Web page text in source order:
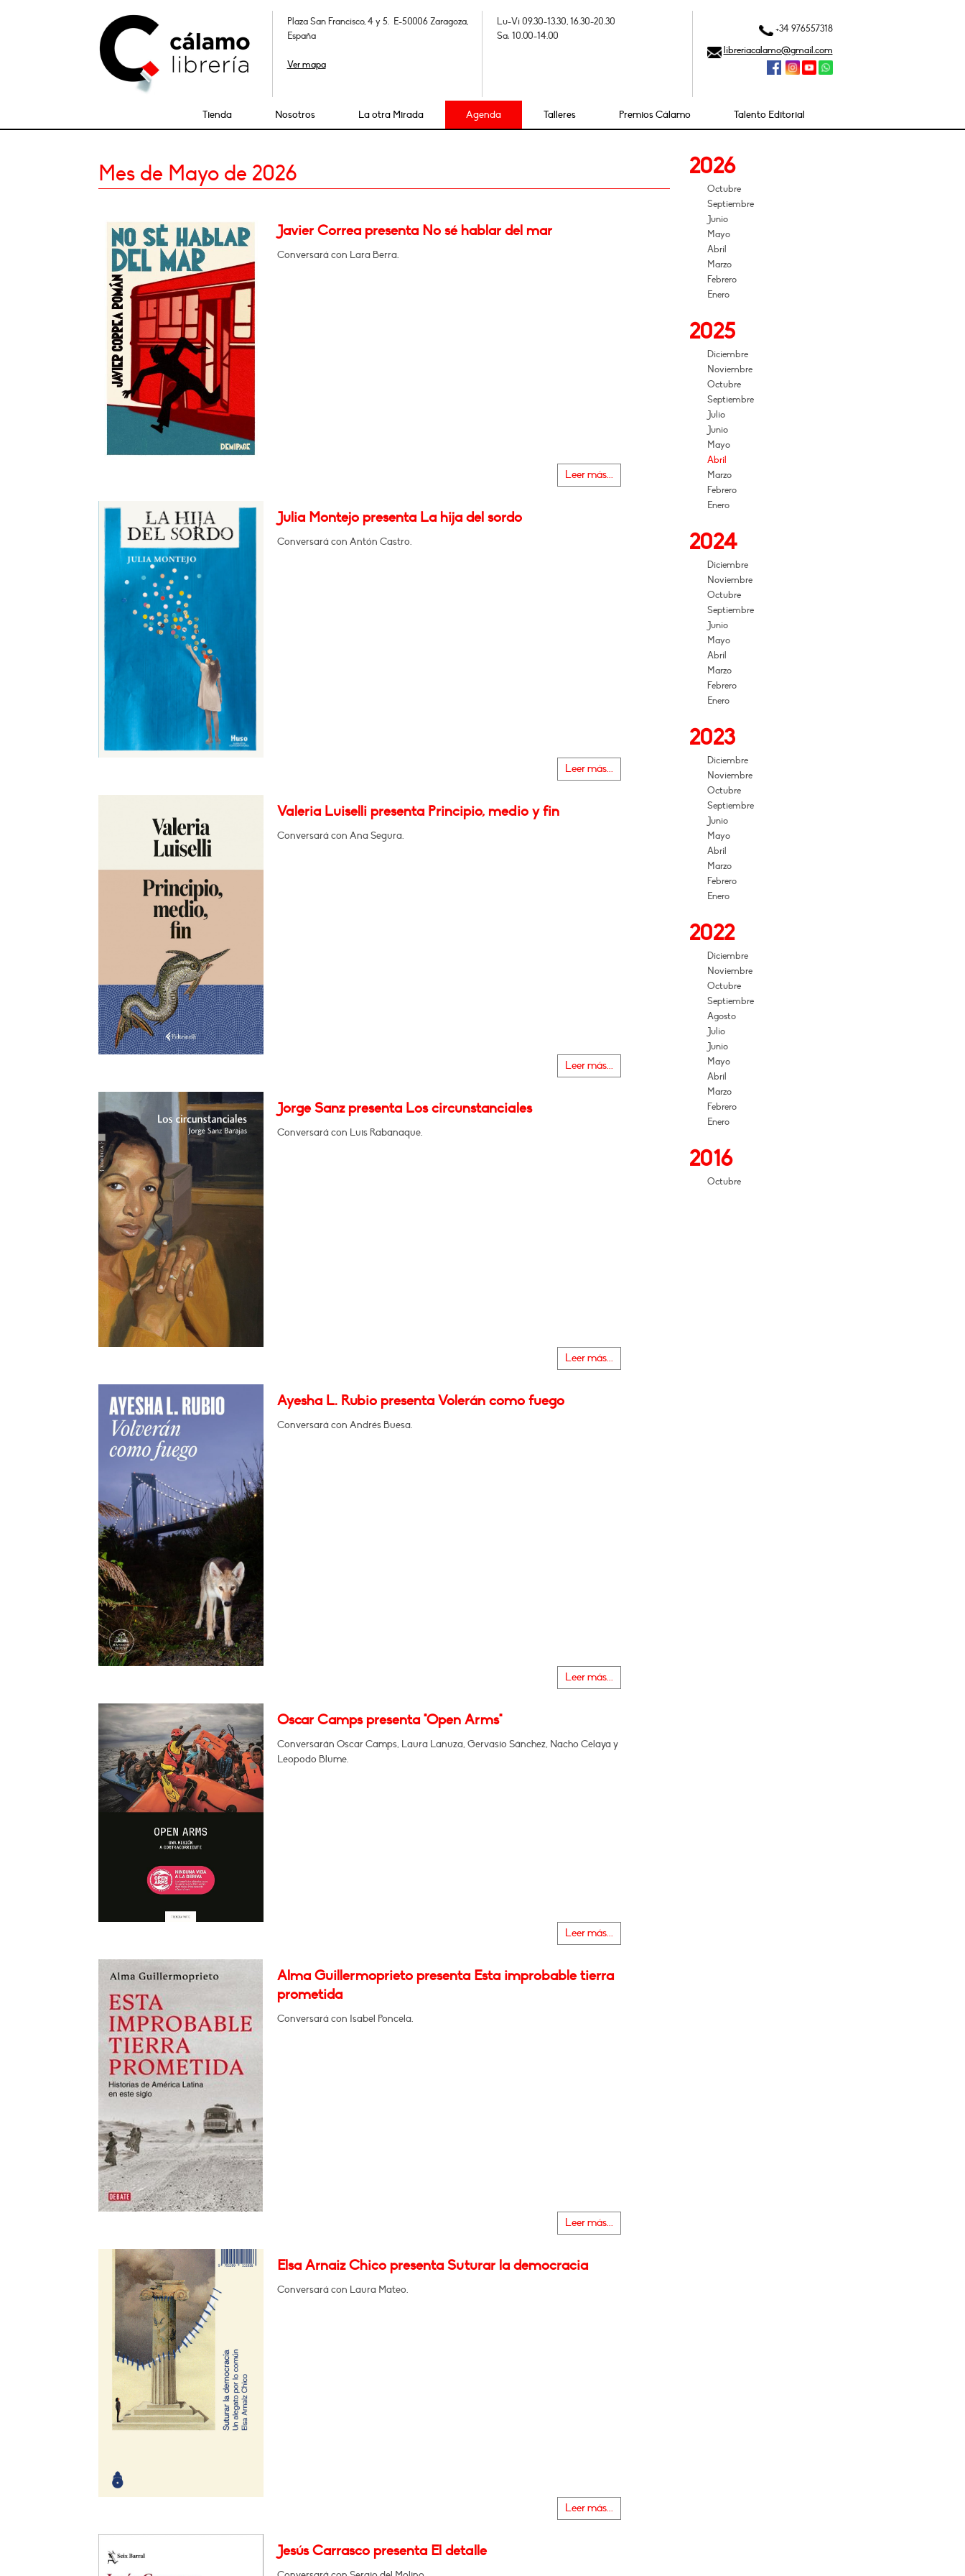
Plaza San Francisco, 4 y 5. E-50006 Zaragoza,
España
Ver mapa
Lu-Vi 09.30-13.30, 16.30-20.30
Sa: 10.00-14.00
+34 976557318
libreriacalamo@gmail.com
Tienda Nosotros La otra Mirada Agenda Talleres Premios Cálamo Talento Editorial
Mes de Mayo de 2026
Javier Correa presenta No sé hablar del mar
Conversará con Lara Berra.
Leer más...
Julia Montejo presenta La hija del sordo
Conversará con Antón Castro.
Leer más...
Valeria Luiselli presenta Principio, medio y fin
Conversará con Ana Segura.
Leer más...
Jorge Sanz presenta Los circunstanciales
Conversará con Luis Rabanaque.
Leer más...
Ayesha L. Rubio presenta Volerán como fuego
Conversará con Andrés Buesa.
Leer más...
Oscar Camps presenta "Open Arms"
Conversarán Oscar Camps, Laura Lanuza, Gervasio Sánchez, Nacho Celaya y
Leopodo Blume.
Leer más...
Alma Guillermoprieto presenta Esta improbable tierra
prometida
Conversará con Isabel Poncela.
Leer más...
Elsa Arnaiz Chico presenta Suturar la democracia
Conversará con Laura Mateo.
Leer más...
Jesús Carrasco presenta El detalle
2026
Octubre
Septiembre
Junio
Mayo
Abril
Marzo
Febrero
Enero
2025
Diciembre
Noviembre
Octubre
Septiembre
Julio
Junio
Mayo
Abril
Marzo
Febrero
Enero
2024
Diciembre
Noviembre
Octubre
Septiembre
Junio
Mayo
Abril
Marzo
Febrero
Enero
2023
Diciembre
Noviembre
Octubre
Septiembre
Junio
Mayo
Abril
Marzo
Febrero
Enero
2022
Diciembre
Noviembre
Octubre
Septiembre
Agosto
Julio
Junio
Mayo
Abril
Marzo
Febrero
Enero
2016
Octubre